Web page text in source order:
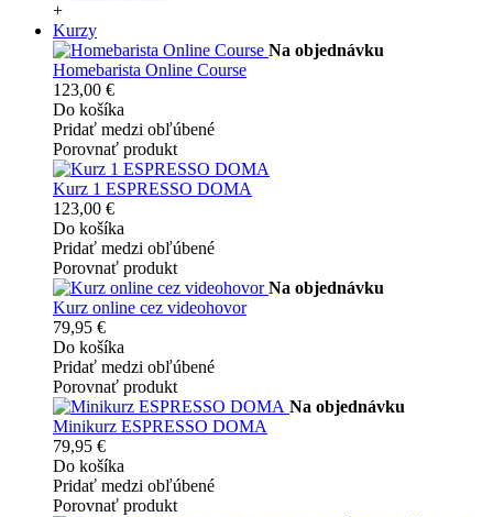
+
Kurzy
Na objednávku
Homebarista Online Course
123,00 €
Do košíka
Pridať medzi obľúbené
Porovnať produkt
Kurz 1 ESPRESSO DOMA
123,00 €
Do košíka
Pridať medzi obľúbené
Porovnať produkt
Na objednávku
Kurz online cez videohovor
79,95 €
Do košíka
Pridať medzi obľúbené
Porovnať produkt
Na objednávku
Minikurz ESPRESSO DOMA
79,95 €
Do košíka
Pridať medzi obľúbené
Porovnať produkt